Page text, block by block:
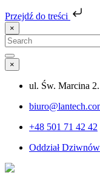
Przejdź do treści
×
Search
for:
Search
×
ul. Św. Marcina
+48 501 71 42 42
Oddział Dziwnów